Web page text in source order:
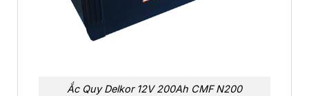
Ắc Quy Delkor 12V 200Ah CMF N200